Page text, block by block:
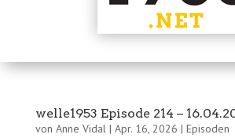
welle1953 Episode 214 –
von Anne Vidal| Apr. 16, 2026 | Episoden